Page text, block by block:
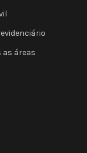
as áreas